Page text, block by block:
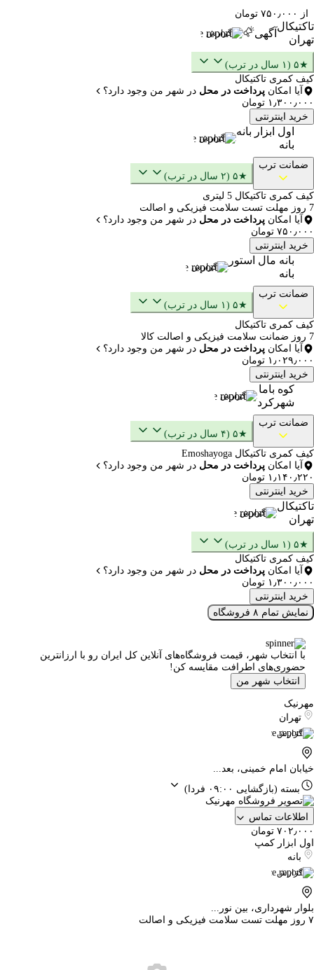
از ۷۵۰٫۰۰۰ تومان
تاکتیکال
تهران
آگهی گزارش
★۵ (۱ سال در ترب)
کیف کمری تاکتیکال
آیا امکان پرداخت در محل در شهر من وجود دارد؟
۱٫۳۰۰٫۰۰۰ تومان
خرید اینترنتی
اول‌ ابزار بانه
بانه
گزارش
ضمانت ترب
★۵ (۲ سال در ترب)
کیف کمری تاکتیکال 5 لیتری
7 روز مهلت تست سلامت فیزیکی و اصالت
آیا امکان پرداخت در محل در شهر من وجود دارد؟
۷۵۰٫۰۰۰ تومان
خرید اینترنتی
بانه مال استور
بانه
گزارش
ضمانت ترب
★۵ (۱ سال در ترب)
کیف کمری تاکتیکال
7 روز ضمانت سلامت فیزیکی و اصالت کالا
آیا امکان پرداخت در محل در شهر من وجود دارد؟
۱٫۰۲۹٫۰۰۰ تومان
خرید اینترنتی
کوه باما
شهرکرد
گزارش
ضمانت ترب
★۵ (۴ سال در ترب)
کیف کمری تاکتیکال Emoshayoga
آیا امکان پرداخت در محل در شهر من وجود دارد؟
۱٫۱۴۰٫۲۲۰ تومان
خرید اینترنتی
تاکتیکال
تهران
گزارش
★۵ (۱ سال در ترب)
کیف کمری تاکتیکال
آیا امکان پرداخت در محل در شهر من وجود دارد؟
۱٫۳۰۰٫۰۰۰ تومان
خرید اینترنتی
نمایش تمام ۸ فروشگاه
با انتخاب شهر، قیمت فروشگاه‌های آنلاین کل ایران رو با ارزانترین
حضوری‌های اطرافت مقایسه کن!
انتخاب شهر من
مهرنیک
تهران
گزارش
خیابان امام خمینی، بعد...
بسته (بازگشایی ۰۹:۰۰ فردا)
اطلاعات تماس
۷۰۲٫۰۰۰ تومان
اول ابزار کمپ
بانه
گزارش
بلوار شهرداری، بین نور...
۷ روز مهلت تست سلامت فیزیکی و اصالت